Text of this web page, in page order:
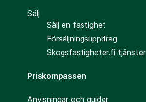
Sälj
Sälj en fastighet
Försäljningsuppdrag
Skogsfastigheter.fi tjänster
Priskompassen
Anvisningar och guider